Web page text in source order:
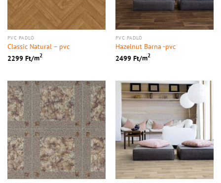
PVC PADLÓ
Classic Natural – pvc
2299 Ft/m2
PVC PADLÓ
Hazelnut Barna -pvc
2499 Ft/m2